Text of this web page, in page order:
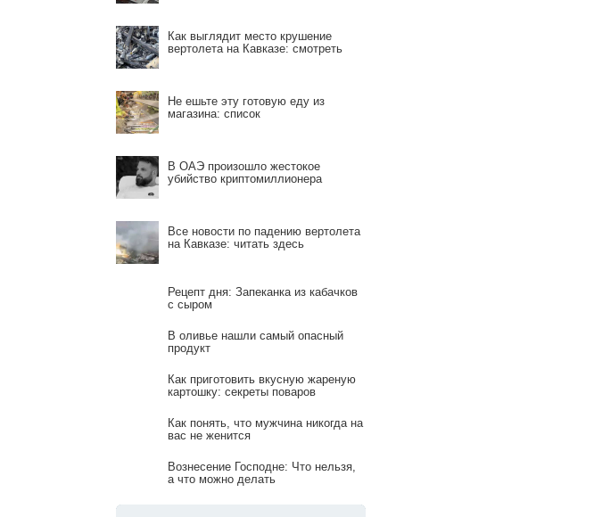
Как выглядит место крушение
вертолета на Кавказе: смотреть
Не ешьте эту готовую еду из
магазина: список
В ОАЭ произошло жестокое
убийство криптомиллионера
Все новости по падению вертолета
на Кавказе: читать здесь
Рецепт дня: Запеканка из кабачков
с сыром
В оливье нашли самый опасный
продукт
Как приготовить вкусную жареную
картошку: секреты поваров
Как понять, что мужчина никогда на
вас не женится
Вознесение Господне: Что нельзя,
а что можно делать